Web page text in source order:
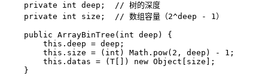
private
int deep; // 树的深度
private
int size; // 数组容量（2^deep - 1）
public ArrayBinTree ( int deep)
{
this .deep = deep;
this .size = ( int ) Math.pow( 2 , deep) - 1 ;
this .datas = (T[]) new Object [size];
    }